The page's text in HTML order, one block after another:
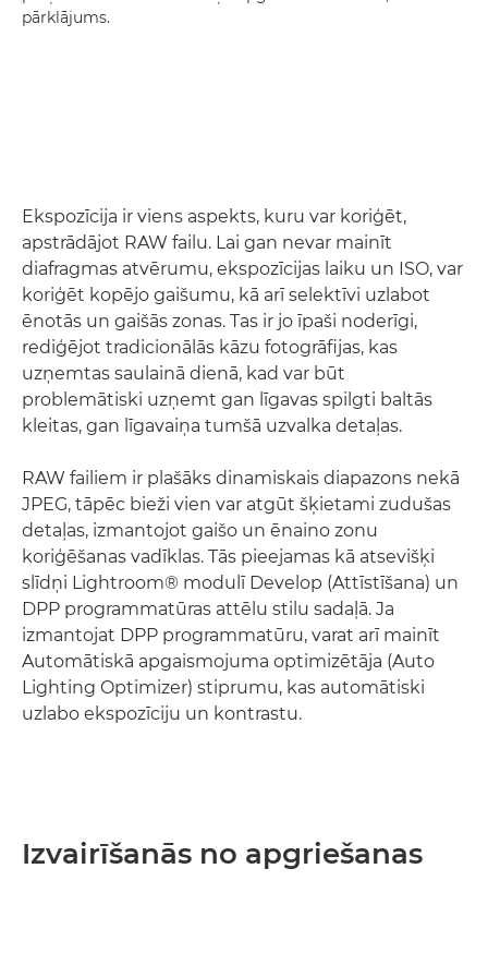
pārklājums.
Ekspozīcija ir viens aspekts, kuru var koriģēt,
apstrādājot RAW failu. Lai gan nevar mainīt
diafragmas atvērumu, ekspozīcijas laiku un ISO, var
koriģēt kopējo gaišumu, kā arī selektīvi uzlabot
ēnotās un gaišās zonas. Tas ir jo īpaši noderīgi,
rediģējot tradicionālās kāzu fotogrāfijas, kas
uzņemtas saulainā dienā, kad var būt
problemātiski uzņemt gan līgavas spilgti baltās
kleitas, gan līgavaiņa tumšā uzvalka detaļas.
RAW failiem ir plašāks dinamiskais diapazons nekā
JPEG, tāpēc bieži vien var atgūt šķietami zudušas
detaļas, izmantojot gaišo un ēnaino zonu
koriģēšanas vadīklas. Tās pieejamas kā atsevišķi
slīdņi Lightroom® modulī Develop (Attīstīšana) un
DPP programmatūras attēlu stilu sadaļā. Ja
izmantojat DPP programmatūru, varat arī mainīt
Automātiskā apgaismojuma optimizētāja (Auto
Lighting Optimizer) stiprumu, kas automātiski
uzlabo ekspozīciju un kontrastu.
Izvairīšanās no apgriešanas